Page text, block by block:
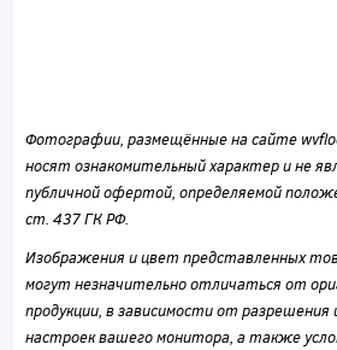
Фотографии, размещённые на сайте
носят ознакомительный характер и не
публичной офертой, определяемой
ст. 437 ГК РФ.
Изображения и цвет представленных
могут незначительно отличаться от
продукции, в зависимости от разрешения
настроек вашего монитора, а также